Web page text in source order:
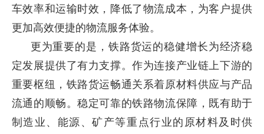
车效率和运输时效，降低了物流成本，为客户提供
更加高效便捷的物流服务体验。
更为重要的是，铁路货运的稳健增长为经济稳
定发展提供了有力支撑。作为连接产业链上下游的
重要枢纽，铁路货运畅通关系着原材料供应与产品
流通的顺畅。稳定可靠的铁路物流保障，既有助于
制造业、能源、矿产等重点行业的原材料及时供